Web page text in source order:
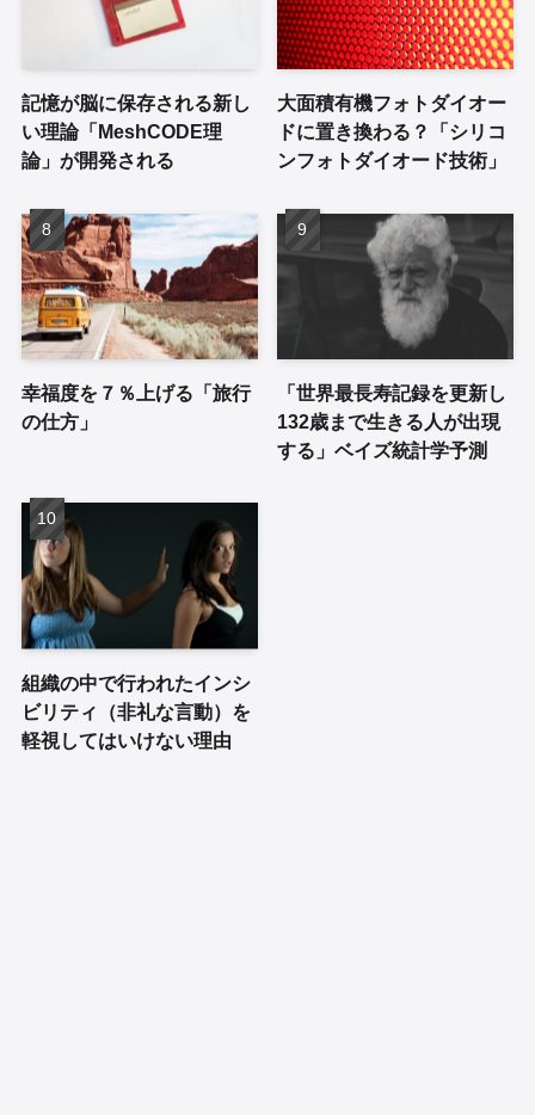
記憶が脳に保存される新し
い理論「MeshCODE理
論」が開発される
大面積有機フォトダイオー
ドに置き換わる？「シリコ
ンフォトダイオード技術」
幸福度を７％上げる「旅行
の仕方」
「世界最長寿記録を更新し
132歳まで生きる人が出現
する」ベイズ統計学予測
組織の中で行われたインシ
ビリティ（非礼な言動）を
軽視してはいけない理由